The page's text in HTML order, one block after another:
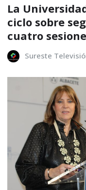
La
ciclo sobre
cuatro
Sureste